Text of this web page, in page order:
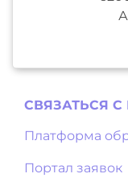
СВЯЗАТЬСЯ С
Платформа
Портал заявок